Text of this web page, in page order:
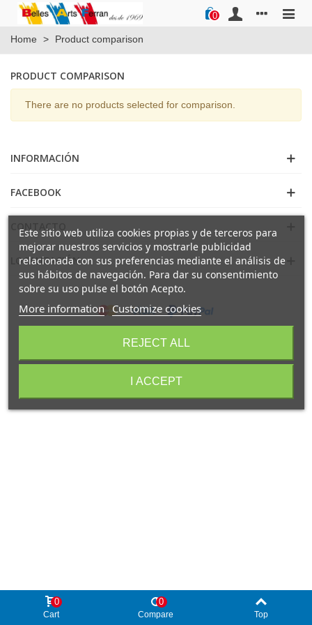
0
Home > Product comparison
PRODUCT COMPARISON
There are no products selected for comparison.
INFORMACIÓN
FACEBOOK
CONTACTO
LOCALIZACIÓN
Este sitio web utiliza cookies propias y de terceros para
mejorar nuestros servicios y mostrarle publicidad
relacionada con sus preferencias mediante el análisis de
sus hábitos de navegación. Para dar su consentimiento
sobre su uso pulse el botón Acepto.
More information Customize cookies
REJECT ALL
I ACCEPT
Cart
0
Compare
0
Top